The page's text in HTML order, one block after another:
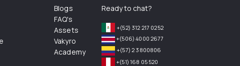
Blogs
FAQ's
Assets
Vakyro
Academy
Ready to chat?
+(52) 312 217 0252
+(506) 4000 2677
+(57) 2 3800806
+(51) 168 05 520